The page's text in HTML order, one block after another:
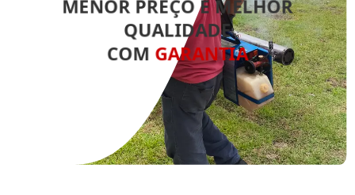
MENOR PREÇO E MELHOR
QUALIDADE
COM GARANTIA